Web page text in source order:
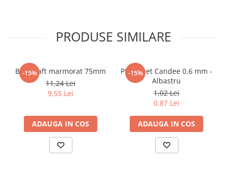
Teens Book Club
Adezivi si benzi adezive
Articole Birotica
Accesorii Arhivare
PRODUSE SIMILARE
-15%
Biblioraft marmorat 75mm
11,24 Lei
9,55 Lei
ADAUGA IN COS
-15%
Pix Sweet Candee 0.6 mm -
Albastru
1,02 Lei
0,87 Lei
ADAUGA IN COS